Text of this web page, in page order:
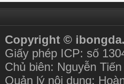
Copyright ©
Giấy phép ICP: số
Chủ biên: Nguyễn
Quản lý nội dung: